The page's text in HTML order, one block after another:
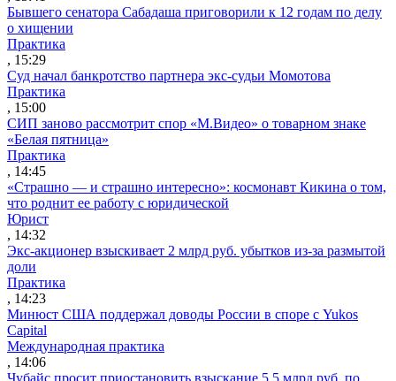
Бывшего сенатора Сабадаша приговорили к 12 годам по делу
о хищении
Практика
, 15:29
Суд начал банкротство партнера экс-судьи Момотова
Практика
, 15:00
СИП заново рассмотрит спор «М.Видео» о товарном знаке
«Белая пятница»
Практика
, 14:45
«Страшно — и страшно интересно»: космонавт Кикина о том,
что роднит ее работу с юридической
Юрист
, 14:32
Экс-акционер взыскивает 2 млрд руб. убытков из-за размытой
доли
Практика
, 14:23
Минюст США поддержал доводы России в споре с Yukos
Capital
Международная практика
, 14:06
Чубайс просит приостановить взыскание 5,5 млрд руб. по